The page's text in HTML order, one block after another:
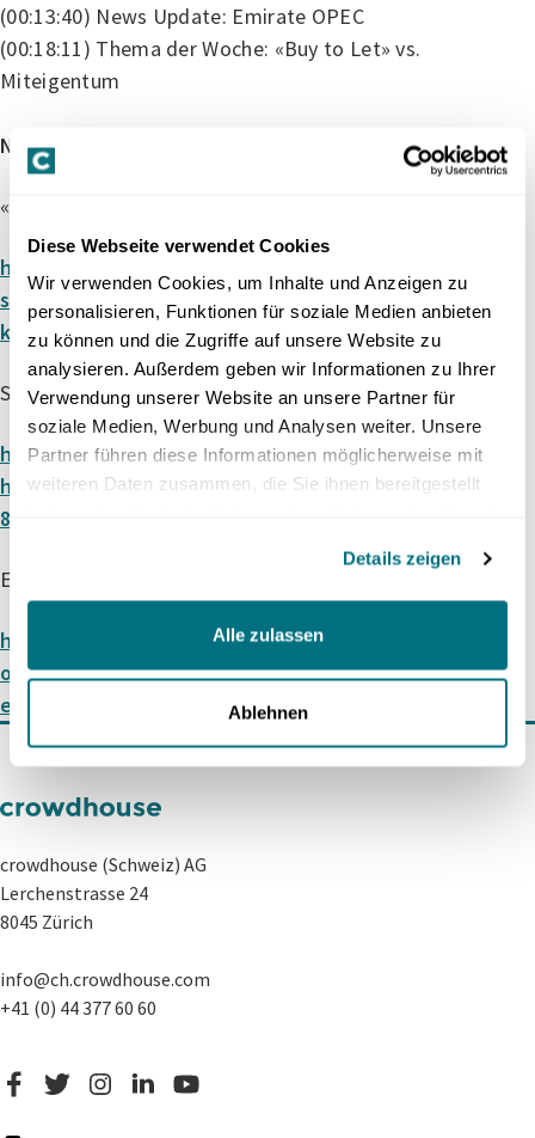
Diese Webseite verwendet Cookies
Wir verwenden Cookies, um Inhalte und Anzeigen zu
personalisieren, Funktionen für soziale Medien anbieten
zu können und die Zugriffe auf unsere Website zu
analysieren. Außerdem geben wir Informationen zu Ihrer
Verwendung unserer Website an unsere Partner für
soziale Medien, Werbung und Analysen weiter. Unsere
Partner führen diese Informationen möglicherweise mit
weiteren Daten zusammen, die Sie ihnen bereitgestellt
Details zeigen
Alle zulassen
Ablehnen
(00:13:40) News Update: Emirate OPEC
(00:18:11) Thema der Woche: «Buy to Let» vs.
Miteigentum
News & Artikel aus dieser Folge:
«Buy to Let»
https://www.nzz.ch/wirtschaft/immobilien-statt-
sparkonto-warum-privatpersonen-wohnungen-
kaufen-und-auf-vermietung-setzen-ld.10004364
Schweizer Vermögen
https://www.derbund.ch/vermoegen-schweizer-
haushalte-snb-meldet-ueber-5000-milliarden-
815309450145
Emirate OPEC
https://www.srf.ch/news/international/organisati
on-von-oellaendern-vereinigte-arabische-
emirate-treten-aus-der-opec-aus
crowdhouse (Schweiz) AG
Lerchenstrasse 24
8045 Zürich
info@ch.crowdhouse.com
+41 (0) 44 377 60 60